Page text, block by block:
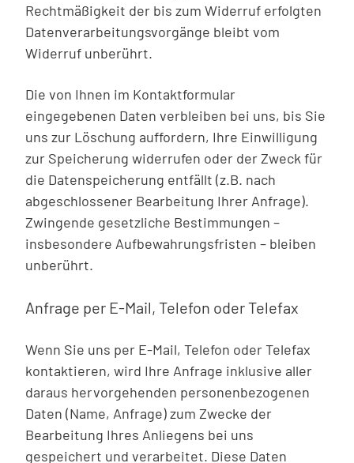
Rechtmäßigkeit der bis zum Widerruf erfolgten
Datenverarbeitungsvorgänge bleibt vom
Widerruf unberührt.
Die von Ihnen im Kontaktformular
eingegebenen Daten verbleiben bei uns, bis Sie
uns zur Löschung auffordern, Ihre Einwilligung
zur Speicherung widerrufen oder der Zweck für
die Datenspeicherung entfällt (z.B. nach
abgeschlossener Bearbeitung Ihrer Anfrage).
Zwingende gesetzliche Bestimmungen –
insbesondere Aufbewahrungsfristen – bleiben
unberührt.
Anfrage per E-Mail, Telefon oder Telefax
Wenn Sie uns per E-Mail, Telefon oder Telefax
kontaktieren, wird Ihre Anfrage inklusive aller
daraus hervorgehenden personenbezogenen
Daten (Name, Anfrage) zum Zwecke der
Bearbeitung Ihres Anliegens bei uns
gespeichert und verarbeitet. Diese Daten